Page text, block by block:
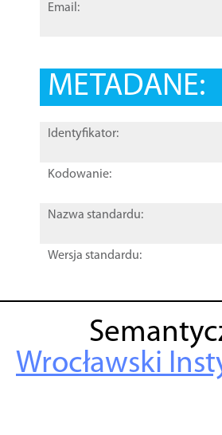
Email:
METADANE:
Identyfikator:
Kodowanie:
Nazwa standardu:
Wersja standardu:
Wrocławski